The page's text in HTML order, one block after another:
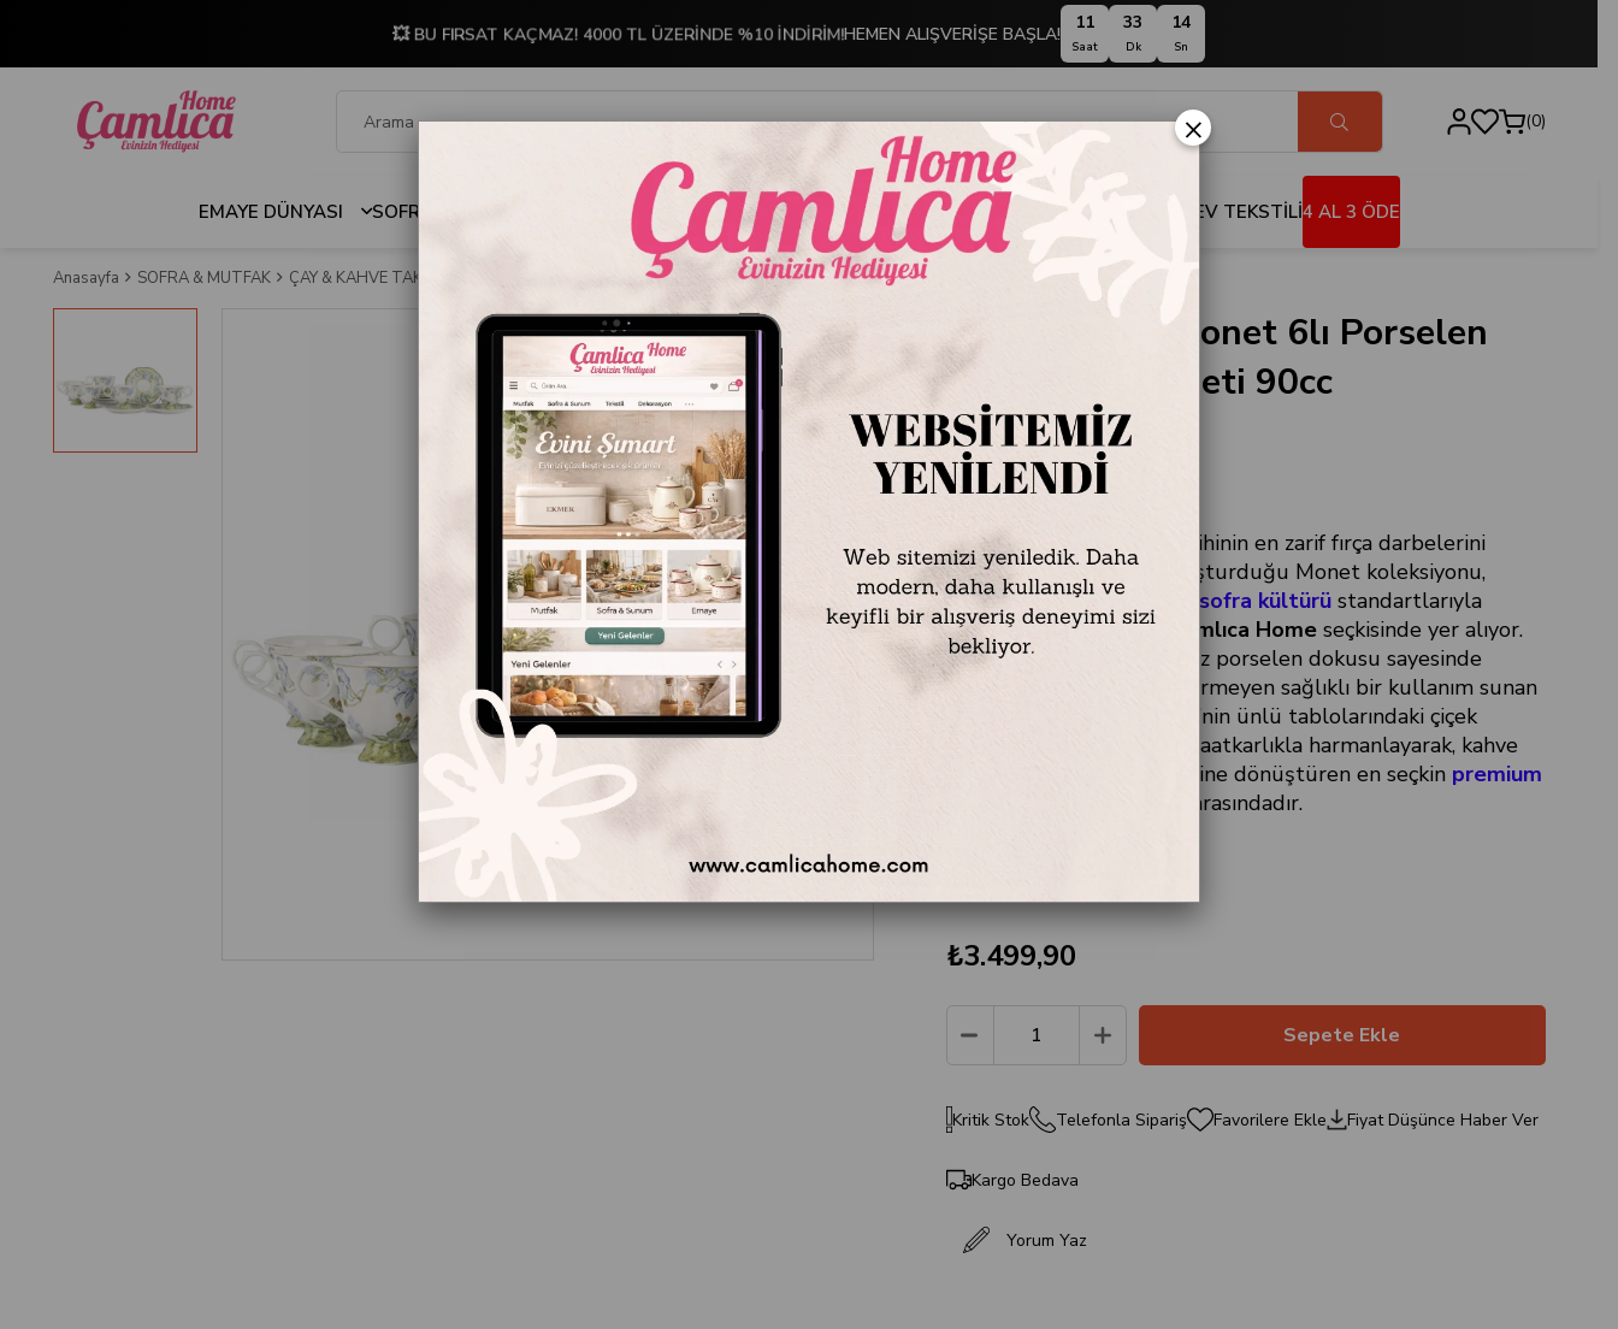
💥 BU FIRSAT KAÇMAZ! 4000 TL ÜZERİNDE %10 İNDİRİM!HEMEN ALIŞVERİŞE BAŞLA! 11
Saat
33
Dk
13
Sn
0
EMAYE DÜNYASI SOFRA & MUTFAK İNDİRİMLİ ÜRÜNLER DEKORASYON TABLO KOLEKSİYONU EV TEKSTİLİ4 AL 3 ÖDE
Anasayfa SOFRA & MUTFAK ÇAY & KAHVE TAKIMLARI Mikasa Moor Monet 6lı Porselen Kahve Fincan Seti 90cc
Mikasa Moor Monet 6lı Porselen
Kahve Fincan Seti 90cc
Stok Kodu
P362.116764
Marka Mikasa Moor
Mikasa Moor
'un sanat tarihinin en zarif fırça darbelerini
porselenin saflığıyla buluşturduğu Monet koleksiyonu,
kahve ritüellerinihijyenik sofra kültürüstandartlarıyla
yeniden yorumlayarak
Çamlıca Homeseçkisinde yer alıyor.
90cc’lik formu ve pürüzsüz porselen dokusu sayesinde
bakteri oluşumuna izin vermeyen sağlıklı bir kullanım sunan
bu 6'lı set, Claude Monet’nin ünlü tablolarındaki çiçek
motiflerini geleneksel zanaatkarlıkla harmanlayarak, kahve
saatlerini bir sanat ziyafetine dönüştüren en seçkin premium
arasındadır.
₺3.499,90
Kritik Stok Telefonla Sipariş Favorilere Ekle Fiyat Düşünce Haber Ver
Kargo Bedava
Yorum Yaz
×